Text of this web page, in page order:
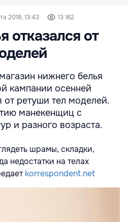
2018, 13:43 13 162
отказался от
нижнего белья
кампании осенней
от ретуши тел моделей.
манекенщиц с
и разного возраста.
шрамы, складки,
недостатки на телах
korrespondent.net